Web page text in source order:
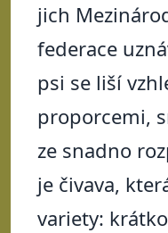
jich
federace
psi se liší
proporcemi,
ze snadno
je čivava,
variety: